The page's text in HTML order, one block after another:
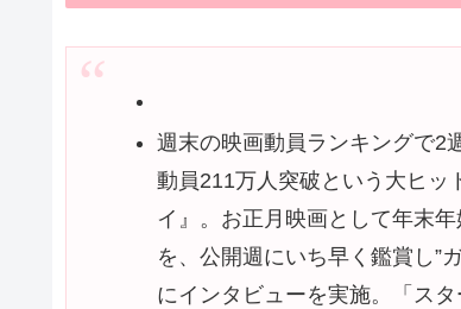
週末の映画動員ランキングで2
動員211万人突破という大ヒッ
イ』。お正月映画として年末
を、公開週にいち早く鑑賞し”
にインタビューを実施。「ス